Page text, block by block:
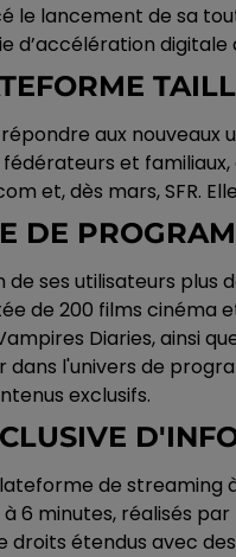
le lancement de sa
d’accélération digitale
aux
et familiaux,
et, dès mars, SFR.
DE
de ses utilisateurs
de 200 films cinéma
Diaries, ainsi
dans l'univers de
exclusifs.
de streaming
6 minutes, réalisés
étendus avec